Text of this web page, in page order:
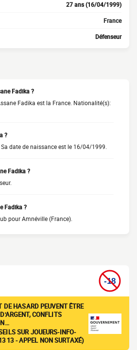
27 ans (16/04/1999)
France
Défenseur
Fadika ?
Fadika est la France. Nationalité(s):
?
date de naissance est le 16/04/1999.
Fadika ?
Fadika ?
pour Amnéville (France).
DE HASARD PEUVENT ÊTRE
CONFLITS
SUR JOUEURS-INFO-
13 - APPEL NON SURTAXÉ)